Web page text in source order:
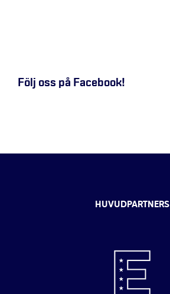
Följ oss på Facebook!
HUVUDPARTNERS